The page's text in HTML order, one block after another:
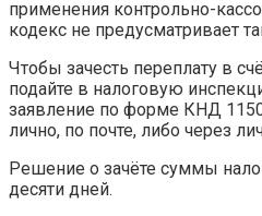
применения контрольно-
кодекс не предусматривает
Чтобы зачесть переплату в
подайте в налоговую
заявление по форме КНД
лично, по почте, либо через
Решение о зачёте суммы
десяти дней.